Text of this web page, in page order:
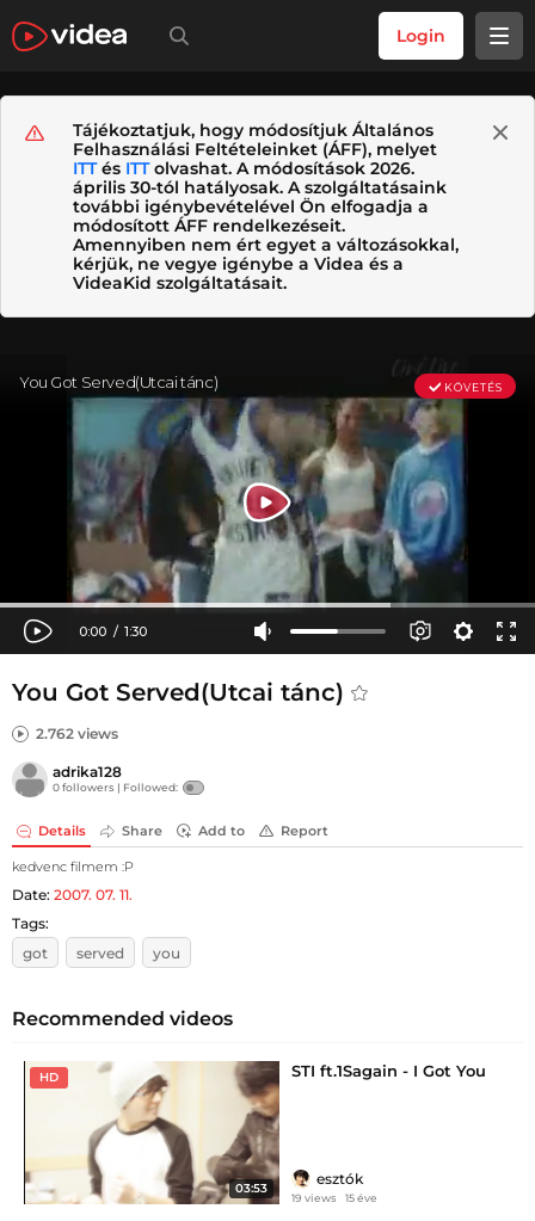
Login
Tájékoztatjuk, hogy módosítjuk Általános
Felhasználási Feltételeinket (ÁFF), melyet
ITTés ITTolvashat. A módosítások 2026.
április 30-tól hatályosak. A szolgáltatásaink
további igénybevételével Ön elfogadja a
módosított ÁFF rendelkezéseit.
Amennyiben nem ért egyet a változásokkal,
kérjük, ne vegye igénybe a Videa és a
VideaKid szolgáltatásait.
You Got Served(Utcai tánc)
2.762 views
adrika128
0 followers | Followed:
Details Share Add to Report
kedvenc filmem :P
Date: 2007. 07. 11.
Tags:
got
served you
Recommended videos
HD
03:53
STI ft.1Sagain - I Got You
esztók
19 views 15 éve